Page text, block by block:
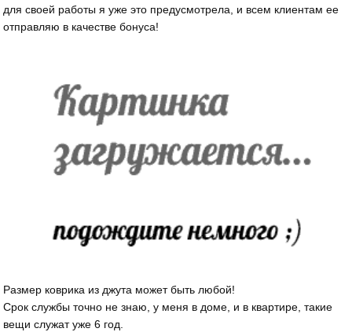
для своей работы я уже это предусмотрела, и всем клиентам ее
отправляю в качестве бонуса!
Размер коврика из джута может быть любой!
Срок службы точно не знаю, у меня в доме, и в квартире, такие
вещи служат уже 6 год.